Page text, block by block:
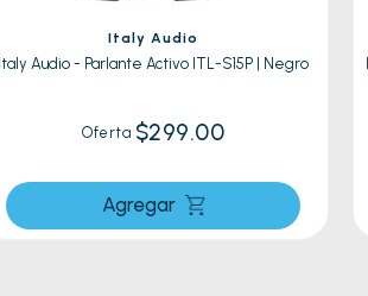
Italy Audio
Italy Audio - Parlante Activo ITL-S15P | Negro
Oferta $299.00
Agregar